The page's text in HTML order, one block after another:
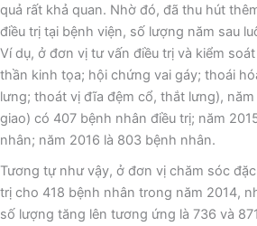
quả rất khả quan. Nhờ đó, đã thu hút
điều trị tại bệnh viện, số lượng năm sau
Ví dụ, ở đơn vị tư vấn điều trị và kiểm
thần kinh tọa; hội chứng vai gáy; thoái
lưng; thoát vị đĩa đệm cổ, thắt lưng),
giao) có 407 bệnh nhân điều trị; năm
nhân; năm 2016 là 803 bệnh nhân.
Tương tự như vậy, ở đơn vị chăm sóc
trị cho 418 bệnh nhân trong năm 2014,
số lượng tăng lên tương ứng là 736 và